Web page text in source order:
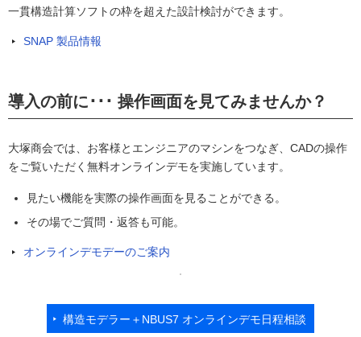
一貫構造計算ソフトの枠を超えた設計検討ができます。
SNAP 製品情報
導入の前に･･･ 操作画面を見てみませんか？
大塚商会では、お客様とエンジニアのマシンをつなぎ、CADの操作
をご覧いただく無料オンラインデモを実施しています。
見たい機能を実際の操作画面を見ることができる。
その場でご質問・返答も可能。
オンラインデモデーのご案内
構造モデラー＋NBUS7 オンラインデモ日程相談